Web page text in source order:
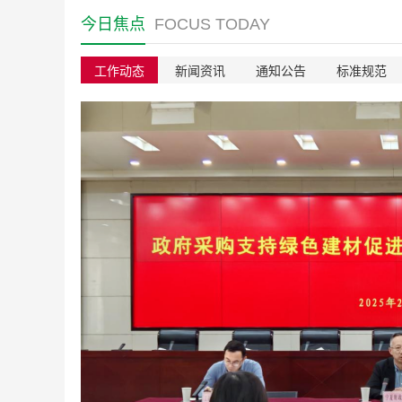
今日焦点 FOCUS TODAY
工作动态 新闻资讯 通知公告 标准规范